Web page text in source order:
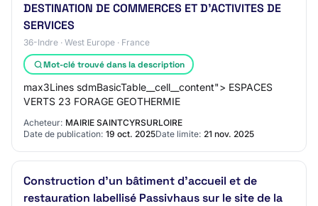
DESTINATION DE COMMERCES ET D'ACTIVITES DE
SERVICES
36-Indre · West Europe · France
Mot-clé trouvé dans la description
max3Lines sdmBasicTable__cell__content"> ESPACES
VERTS 23 FORAGE GEOTHERMIE
Acheteur: MAIRIE SAINTCYRSURLOIRE
Date de publication: 19 oct. 2025Date limite: 21 nov. 2025
Construction d'un bâtiment d'accueil et de
restauration labellisé Passivhaus sur le site de la